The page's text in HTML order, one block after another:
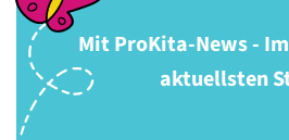
Mit ProKita-News -
aktuellsten